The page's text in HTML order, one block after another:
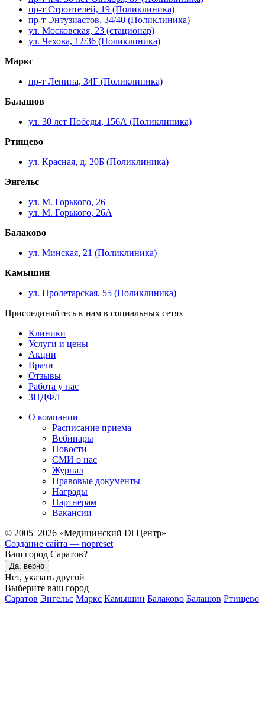
пр-т Строителей, 19 (Поликлиника)
пр-т Энтузиастов, 34/40 (Поликлиника)
ул. Московская, 23 (стационар)
ул. Чехова, 12/36 (Поликлиника)
Маркс
пр-т Ленина, 34Г (Поликлиника)
Балашов
ул. 30 лет Победы, 156А (Поликлиника)
Ртищево
ул. Красная, д. 20Б (Поликлиника)
Энгельс
ул. М. Горького, 26
ул. М. Горького, 26А
Балаково
ул. Минская, 21 (Поликлиника)
Камышин
ул. Пролетарская, 55 (Поликлиника)
Присоединяйтесь к нам в социальных сетях
Клиники
Услуги и цены
Акции
Врачи
Отзывы
Работа у нас
3НДФЛ
О компании
Расписание приема
Вебинары
Новости
СМИ о нас
Журнал
Правовые документы
Награды
Партнерам
Вакансии
© 2005–2026 «Медицинский Di Центр»
Создание сайта — nopreset
Ваш город Саратов?
Да, верно
Нет, указать другой
Выберите ваш город
Саратов Энгельс Маркс Камышин Балаково Балашов Ртищево